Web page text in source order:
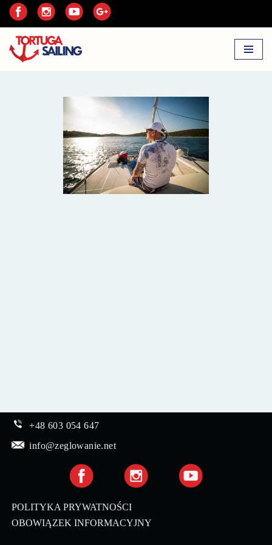
do
treści
+48 603 054 647
info@zeglowanie.net
POLITYKA PRYWATNOŚCI
OBOWIĄZEK INFORMACYJNY